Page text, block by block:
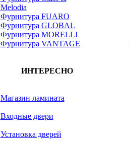
Melodia
Фурнитура FUARO
Фурнитура GLOBAL
Фурнитура MORELLI
Фурнитура VANTAGE
ИНТЕРЕСНО
Магазин ламината
Входные двери
Установка дверей